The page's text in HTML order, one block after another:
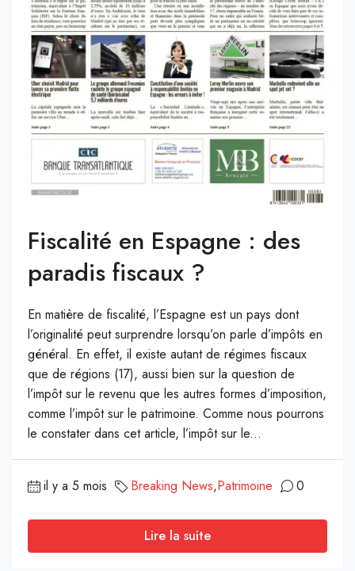
Fiscalité en Espagne : des
paradis fiscaux ?
En matière de fiscalité, l’Espagne est un pays dont
l’originalité peut surprendre lorsqu’on parle d’impôts en
général. En effet, il existe autant de régimes fiscaux
que de régions (17), aussi bien sur la question de
l’impôt sur le revenu que les autres formes d’imposition,
comme l’impôt sur le patrimoine. Comme nous pourrons
le constater dans cet article, l’impôt sur le...
il y a 5 mois Breaking News,Patrimoine 0
Lire la suite